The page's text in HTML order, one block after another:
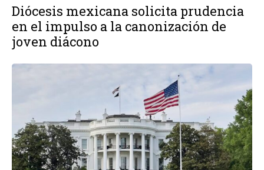
Diócesis mexicana solicita prudencia
en el impulso a la canonización de
joven diácono